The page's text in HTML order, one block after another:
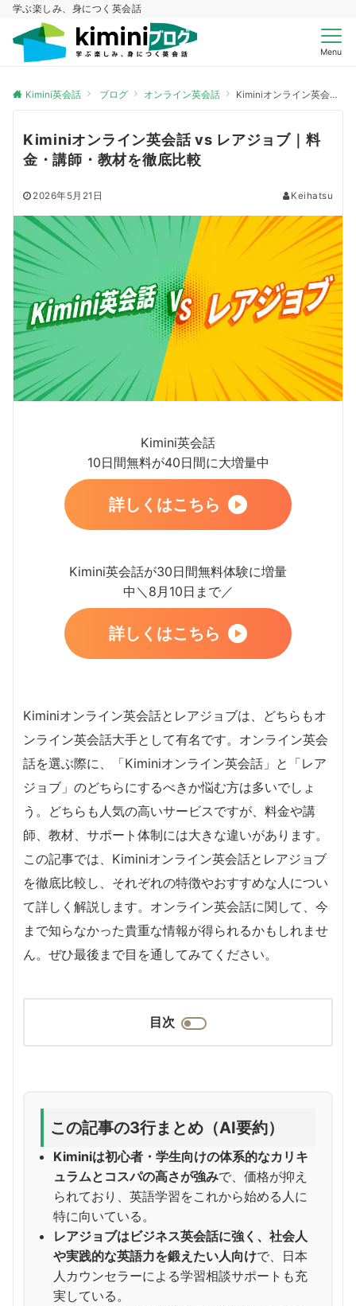
学ぶ楽しみ、身につく英会話
Menu
Kimini英会話 ブログ オンライン英会話 Kiminiオンライン英会話 vs レアジョブ｜料金・講師・教材を徹底比較
Kiminiオンライン英会話 vs レアジョブ｜料
金・講師・教材を徹底比較
2026年5月21日 Keihatsu
Kimini英会話
10日間無料が40日間に大増量中
詳しくはこちら
Kimini英会話が30日間無料体験に増量
中＼8月10日まで／
詳しくはこちら
Kiminiオンライン英会話とレアジョブは、どちらもオ
ンライン英会話大手として有名です。オンライン英会
話を選ぶ際に、「Kiminiオンライン英会話」と「レア
ジョブ」のどちらにするべきか悩む方は多いでしょ
う。どちらも人気の高いサービスですが、料金や講
師、教材、サポート体制には大きな違いがあります。
この記事では、Kiminiオンライン英会話とレアジョブ
を徹底比較し、それぞれの特徴やおすすめな人につい
て詳しく解説します。オンライン英会話に関して、今
まで知らなかった貴重な情報が得られるかもしれませ
ん。ぜひ最後まで目を通してみてください。
目次
この記事の3行まとめ（AI要約）
Kiminiは初心者・学生向けの体系的なカリキ
ュラムとコスパの高さが強みで、価格が抑え
られており、英語学習をこれから始める人に
特に向いている。
レアジョブはビジネス英会話に強く、社会人
や実践的な英語力を鍛えたい人向けで、日本
人カウンセラーによる学習相談サポートも充
実している。